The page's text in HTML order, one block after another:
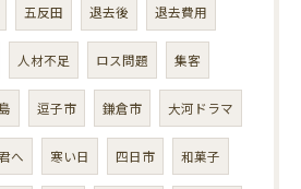
五反田 退去後 退去費用
人材不足 ロス問題 集客
逗子市 鎌倉市 大河ドラマ
へ 寒い日 四日市 和菓子